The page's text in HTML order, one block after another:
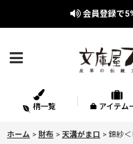
会員登録で
柄一覧 アイテム
ホーム > 財布 > 天溝がま口 > 錦紗＜